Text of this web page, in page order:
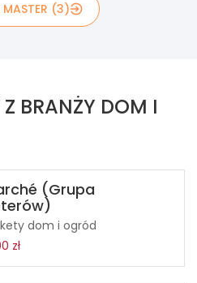
MASTER (3)
BRANŻY DOM I
(Grupa
dom i ogród
zł